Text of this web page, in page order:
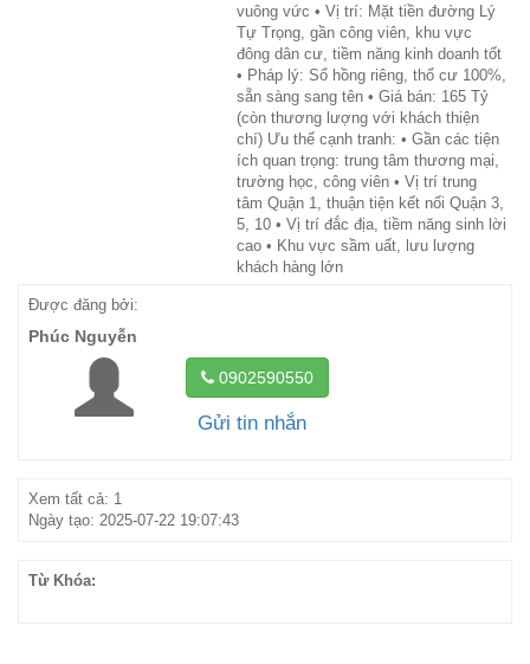
vuông vức • Vị trí: Mặt tiền đường Lý
Tự Trọng, gần công viên, khu vực
đông dân cư, tiềm năng kinh doanh tốt
• Pháp lý: Sổ hồng riêng, thổ cư 100%,
sẵn sàng sang tên • Giá bán: 165 Tỷ
(còn thương lượng với khách thiện
chí) Ưu thế cạnh tranh: • Gần các tiện
ích quan trọng: trung tâm thương mại,
trường học, công viên • Vị trí trung
tâm Quận 1, thuận tiện kết nối Quận 3,
5, 10 • Vị trí đắc địa, tiềm năng sinh lời
cao • Khu vực sầm uất, lưu lượng
khách hàng lớn
Được đăng bởi:
Phúc Nguyễn
0902590550
Gửi tin nhắn
Xem tất cả: 1
Ngày tạo: 2025-07-22 19:07:43
Từ Khóa: